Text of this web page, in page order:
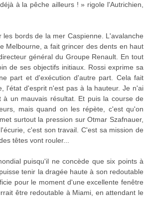
à la pêche ailleurs ! » rigole l'Autrichien,
bords de la mer Caspienne. L'avalanche
Melbourne, a fait grincer des dents en haut
général du Groupe Renault. En tout
de ses objectifs initiaux. Rossi exprime sa
part et d'exécution d'autre part. Cela fait
l'état d'esprit n'est pas à la hauteur. Je n'ai
un mauvais résultat. Et puis la course de
mais quand on les répète, c'est qu'on
surtout la pression sur Otmar Szafnauer,
c'est son travail. C'est sa mission de
têtes vont rouler...
puisqu'il ne concède que six points à
tenir la dragée haute à son redoutable
pour le moment d'une excellente fenêtre
être redoutable à Miami, en attendant le